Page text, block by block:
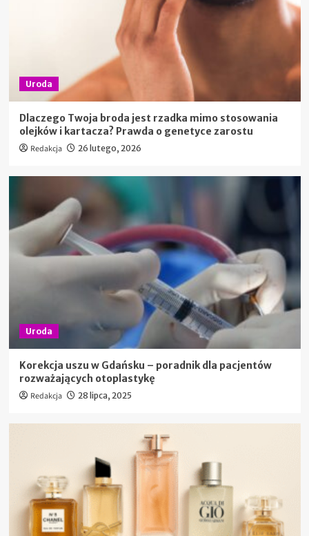
Uroda
Dlaczego Twoja broda jest rzadka mimo stosowania
olejków i kartacza? Prawda o genetyce zarostu
Redakcja 26 lutego, 2026
Uroda
Korekcja uszu w Gdańsku – poradnik dla pacjentów
rozważających otoplastykę
Redakcja 28 lipca, 2025